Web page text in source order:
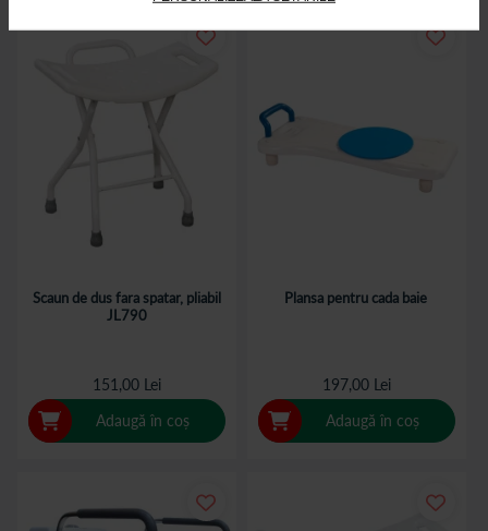
Scaun de dus fara spatar, pliabil
JL790
151,00 Lei
Adaugă în coș
Plansa pentru cada baie
197,00 Lei
Adaugă în coș